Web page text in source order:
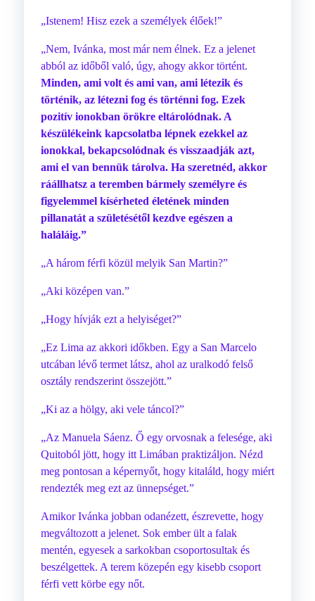
„Istenem! Hisz ezek a személyek élőek!”
„Nem, Ivánka, most már nem élnek. Ez a jelenet
abból az időből való, úgy, ahogy akkor történt.
Minden, ami volt és ami van, ami létezik és
történik, az létezni fog és történni fog. Ezek
pozitív ionokban örökre eltárolódnak. A
készülékeink kapcsolatba lépnek ezekkel az
ionokkal, bekapcsolódnak és visszaadják azt,
ami el van bennük tárolva. Ha szeretnéd, akkor
ráállhatsz a teremben bármely személyre és
figyelemmel kísérheted életének minden
pillanatát a születésétől kezdve egészen a
haláláig.”
„A három férfi közül melyik San Martin?”
„Aki középen van.”
„Hogy hívják ezt a helyiséget?”
„Ez Lima az akkori időkben. Egy a San Marcelo
utcában lévő termet látsz, ahol az uralkodó felső
osztály rendszerint összejött.”
„Ki az a hölgy, aki vele táncol?”
„Az Manuela Sáenz. Ő egy orvosnak a felesége, aki
Quitoból jött, hogy itt Limában praktizáljon. Nézd
meg pontosan a képernyőt, hogy kitaláld, hogy miért
rendezték meg ezt az ünnepséget.”
Amikor Ivánka jobban odanézett, észrevette, hogy
megváltozott a jelenet. Sok ember ült a falak
mentén, egyesek a sarkokban csoportosultak és
beszélgettek. A terem közepén egy kisebb csoport
férfi vett körbe egy nőt.